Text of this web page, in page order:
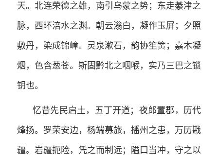
天。北连荣德之雄，南引乌蒙之势；东走綦津之
脉，西环涪水之渊。朝云滃白，凝作玉屏；夕照
敷丹，染成锦嶂。灵泉漱石，韵协笙簧；嘉木凝
烟，色含葱苍。斯固黔北之咽喉，实乃三巴之锁
钥也。
忆昔先民启土，五丁开道；夜郎置郡，历代
烽扬。罗荣安边，杨端募旅，播州之患，万历戡
疆。岩疆扼险，凭之而制远；隘口当冲，守之以